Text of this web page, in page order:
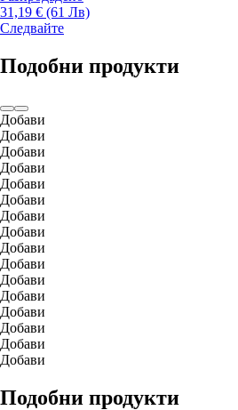
31,19 € (61 Лв)
Следвайте
Подобни продукти
Добави
Добави
Добави
Добави
Добави
Добави
Добави
Добави
Добави
Добави
Добави
Добави
Добави
Добави
Добави
Добави
Подобни продукти